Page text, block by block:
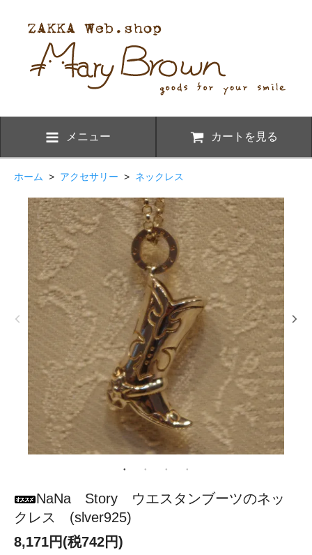
メニュー カートを見る
ホーム > アクセサリー > ネックレス
NaNa Story ウエスタンブーツのネッ
クレス (slver925)
8,171円(税742円)